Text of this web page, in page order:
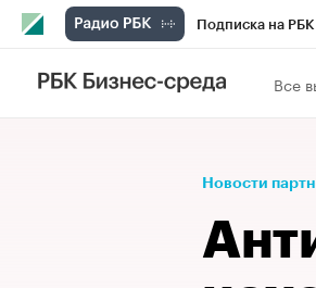
Подписка на РБК
РБК Вино
Проверка
Все
Новости